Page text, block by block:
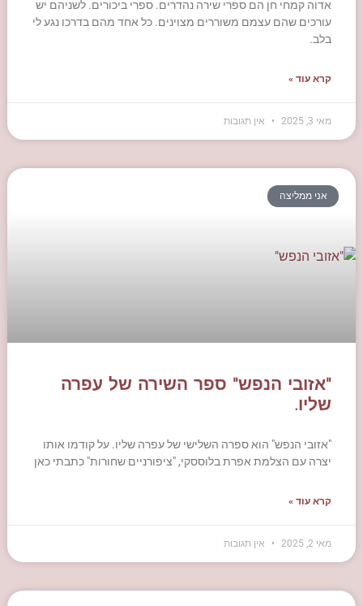
אדוה קמחי חן הם ספרי שירה נהדרים. ספרי ביכורים. לשניהם יש
עורכים שהם עצמם משוררים מצוינים. כל אחד מהם בדרכו נגע לי
בלב.
קרא עוד »
מאי 3, 2025 אין תגובות
אני ממליצה
"אזובי הנפש" ספר השירה של עפרה
שליו.
"אזובי הנפש" הוא ספרה השלישי של עפרה שליו. על קודמו אותו
יצרה עם הצלמת אפרת בלוססקי, "ציפורניים שחורות" כתבתי כאן
קרא עוד »
מאי 2, 2025 אין תגובות